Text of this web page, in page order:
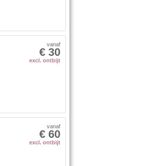
€ 30
vanaf
excl. ontbijt
€ 60
vanaf
excl. ontbijt